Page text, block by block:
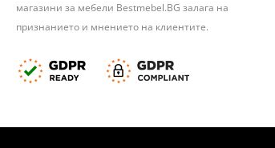
магазини за мебели Bestmebel.BG залага на
признанието и мнението на клиентите.